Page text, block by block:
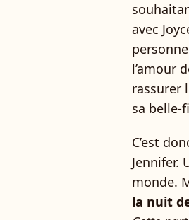
avec
l’amour
rassurer
sa belle-
C’est
Jennifer.
monde.
la nuit